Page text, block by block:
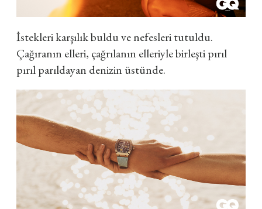
İstekleri karşılık buldu ve nefesleri tutuldu.
Çağıranın elleri, çağrılanın elleriyle birleşti pırıl
pırıl parıldayan denizin üstünde.